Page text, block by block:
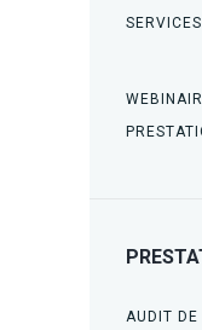
SERVICES
AUDIT DE